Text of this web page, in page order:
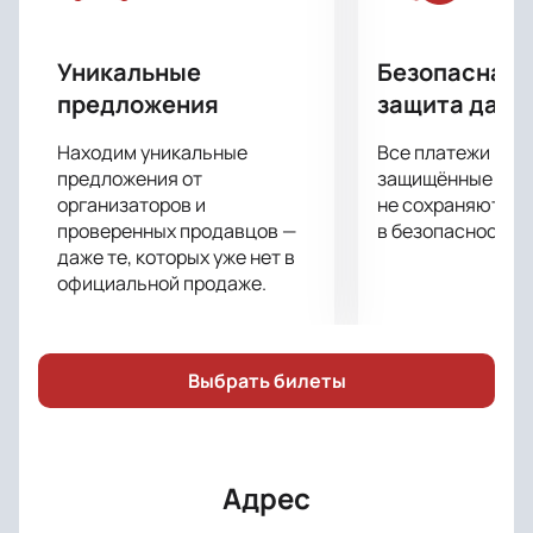
Уникальные
предложения
Находим уникальные
предложения от
организаторов и
проверенных продавцов —
даже те, которых уже нет в
официальной продаже.
Безопасная
защита
Все платежи
защищённые
не сохраняются
в безопасности.
Выбрать билеты
Адрес